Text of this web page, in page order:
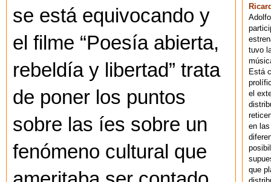
se está equivocando y
el filme “Poesía abierta,
rebeldía y libertad” trata
de poner los puntos
sobre las íes sobre un
fenómeno cultural que
tuvo
Está
el
en
que